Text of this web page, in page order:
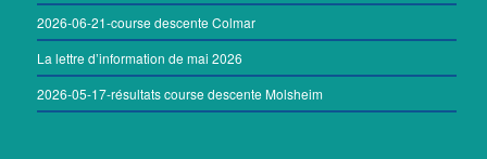
2026-06-21-course descente Colmar
La lettre d’information de mai 2026
2026-05-17-résultats course descente Molsheim